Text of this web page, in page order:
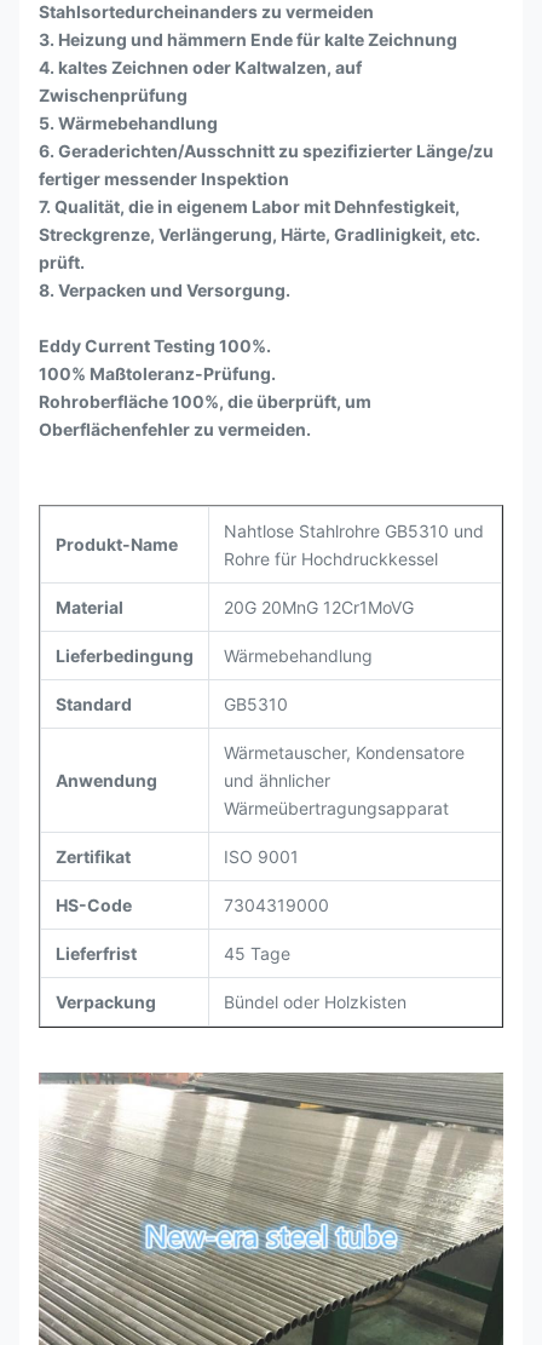
Stahlsortedurcheinanders zu vermeiden
3. Heizung und hämmern Ende für kalte Zeichnung
4. kaltes Zeichnen oder Kaltwalzen, auf
Zwischenprüfung
5. Wärmebehandlung
6. Geraderichten/Ausschnitt zu spezifizierter Länge/zu
fertiger messender Inspektion
7. Qualität, die in eigenem Labor mit Dehnfestigkeit,
Streckgrenze, Verlängerung, Härte, Gradlinigkeit, etc.
prüft.
8. Verpacken und Versorgung.
Eddy Current Testing 100%.
100% Maßtoleranz-Prüfung.
Rohroberfläche 100%, die überprüft, um
Oberflächenfehler zu vermeiden.
Produkt-Name
Nahtlose Stahlrohre GB5310 und
Rohre für Hochdruckkessel
Material 20G 20MnG 12Cr1MoVG
Lieferbedingung Wärmebehandlung
Standard GB5310
Anwendung
Wärmetauscher, Kondensatore
und ähnlicher
Wärmeübertragungsapparat
Zertifikat ISO 9001
HS-Code 7304319000
Lieferfrist 45 Tage
Verpackung Bündel oder Holzkisten